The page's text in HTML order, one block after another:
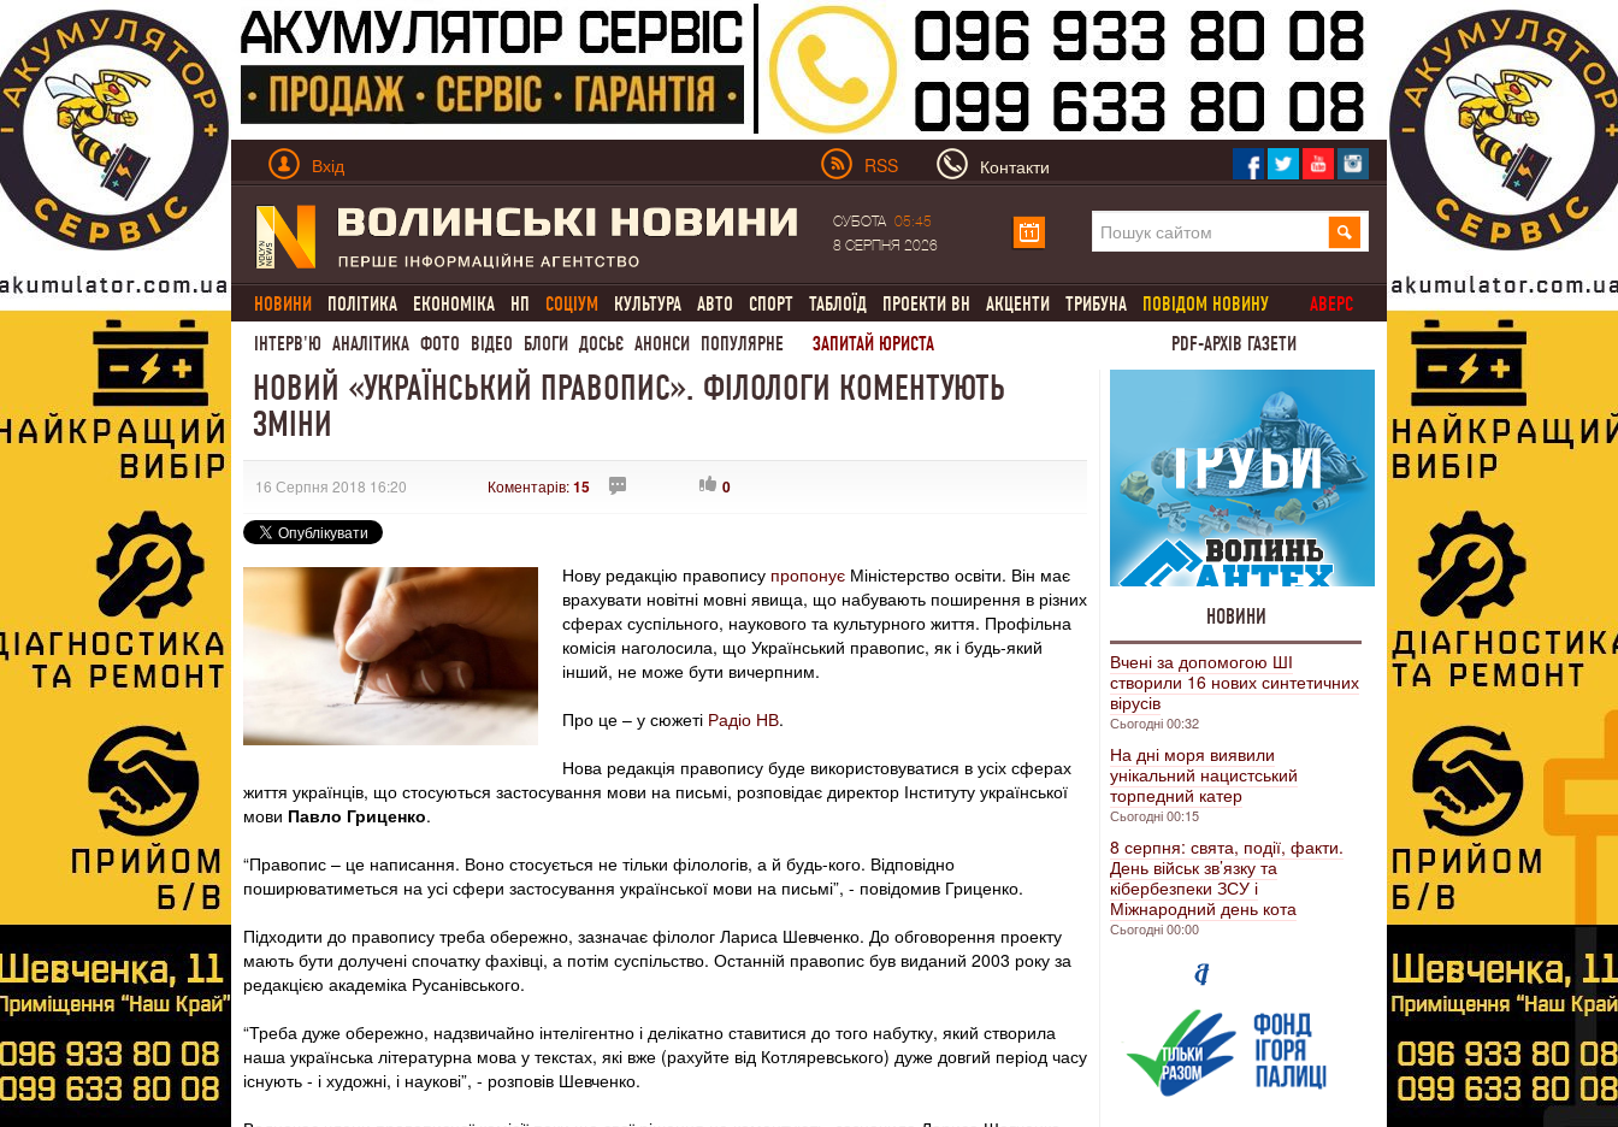
Вхід RSS Контакти
СУБОТА
05:45
8 СЕРПНЯ 2026
НОВИНИ ПОЛІТИКА ЕКОНОМІКА НП СОЦІУМ КУЛЬТУРА АВТО СПОРТ ТАБЛОЇД ПРОЕКТИ ВН АКЦЕНТИ ТРИБУНА ПОВІДОМ НОВИНУ
АВЕРС
ІНТЕРВ'Ю АНАЛІТИКА ФОТО ВІДЕО БЛОГИ ДОСЬЄ АНОНСИ ПОПУЛЯРНЕ ЗАПИТАЙ ЮРИСТА PDF-АРХІВ ГАЗЕТИ
НОВИЙ «УКРАЇНСЬКИЙ ПРАВОПИС». ФІЛОЛОГИ КОМЕНТУЮТЬ
ЗМІНИ
16 Серпня 2018 16:20 Коментарів:15 0
Нову редакцію правопису пропонує Міністерство освіти. Він має
врахувати новітні мовні явища, що набувають поширення в різних
сферах суспільного, наукового та культурного життя. Профільна
комісія наголосила, що Український правопис, як і будь-який
інший, не може бути вичерпним.
Про це – у сюжеті Радіо НВ.
Нова редакція правопису буде використовуватися в усіх сферах
життя українців, що стосуються застосування мови на письмі, розповідає директор Інституту української
мови Павло Гриценко.
“Правопис – це написання. Воно стосується не тільки філологів, а й будь-кого. Відповідно
поширюватиметься на усі сфери застосування української мови на письмі”, - повідомив Гриценко.
Підходити до правопису треба обережно, зазначає філолог Лариса Шевченко. До обговорення проекту
мають бути долучені спочатку фахівці, а потім суспільство. Останній правопис був виданий 2003 року за
редакцією академіка Русанівського.
“Треба дуже обережно, надзвичайно інтелігентно і делікатно ставитися до того набутку, який створила
наша українська літературна мова у текстах, які вже (рахуйте від Котляревського) дуже довгий період часу
існують - і художні, і наукові”, - розповів Шевченко.
НОВИНИ
Вчені за допомогою ШІ
створили 16 нових синтетичних
вірусів
Сьогодні 00:32
На дні моря виявили
унікальний нацистський
торпедний катер
Сьогодні 00:15
8 серпня: свята, події, факти.
День військ зв’язку та
кібербезпеки ЗСУ і
Міжнародний день кота
Сьогодні 00:00